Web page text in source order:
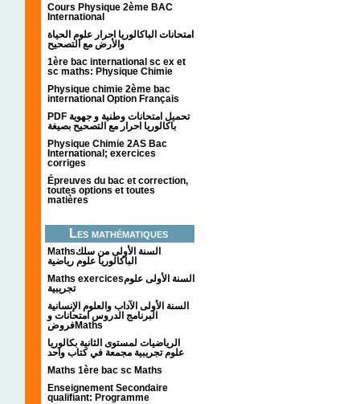
Cours Physique 2ème BAC
International
امتحانات الباكالوريا احرار علوم الحياة
والأرض مع التصحيح
1ère bac international sc ex et
sc maths: Physique Chimie
Physique chimie 2ème bac
international Option Français
PDF تحميل امتحانات وطنية و جهوية
باكالوريا احرار مع التصحيح بصيغة
Physique Chimie 2AS Bac
International; exercices
corriges
Épreuves du bac et correction,
toutes options et toutes
matières
Les mathématiques
Mathsالسنة الأولى من سلك
الباكالوريا علوم رياضية
Maths exercicesالسنة الأولى علوم
تجريبية
السنة الأولى الآداب والعلوم الإنسانية
البرنامج الدروس امتحانات و
فروضMaths
الرياضيات لمستوى الثانية بكالوريا
علوم تجريبية مجمعة في كتاب واحد
Maths 1ère bac sc Maths
Enseignement Secondaire
qualifiant: Programme